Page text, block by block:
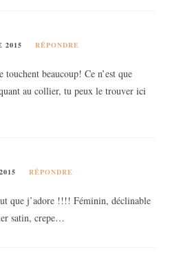
2015 RÉPONDRE
beaucoup! Ce n’est que
au collier, tu peux le trouverici
RÉPONDRE
que j’adore !!!! Féminin, déclinable
satin, crepe…